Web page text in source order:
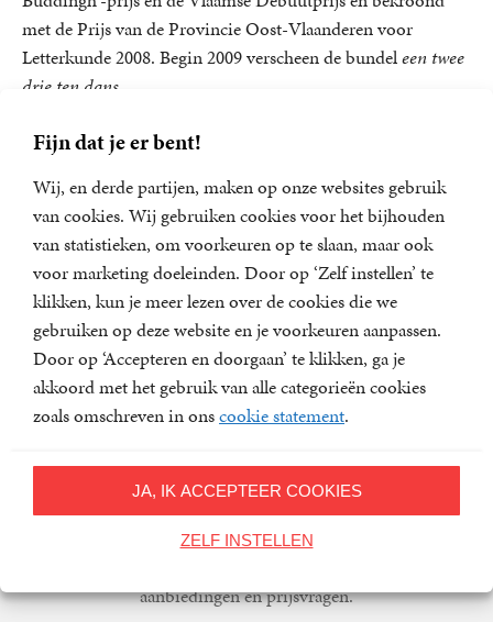
Fijn dat je er bent!
Wij, en derde partijen, maken op onze websites gebruik
van cookies. Wij gebruiken cookies voor het bijhouden
van statistieken, om voorkeuren op te slaan, maar ook
voor marketing doeleinden. Door op ‘Zelf instellen’ te
klikken, kun je meer lezen over de cookies die we
gebruiken op deze website en je voorkeuren aanpassen.
Door op ‘Accepteren en doorgaan’ te klikken, ga je
akkoord met het gebruik van alle categorieën cookies
zoals omschreven in onscookie statement.
JA, IK ACCEPTEER COOKIES
ZELF INSTELLEN
met de Prijs van de Provincie Oost-Vlaanderen voor
Letterkunde 2008. Begin 2009 verscheen de bundeleen twee
drie ten dans
Engels, Frans en Duits, maar ook naar het Turks, Arabisch
'Haar gedichten getuigen van een opvallend trefzekere eigen
stem, een talige identiteit vol avontuur, overvloedig,
polyfoon, openlijk zoekend, vrij. Haar woorden dagen
elkaar uit als dansers en zijn voordurend in beweging. De
woorden van Cox kunnen niet stilzitten.' - Juryrapport C.
Buddingh'- Prijs
Nieuwsbrief
Meld u aan voor een van onze nieuwsbrieven en blijf op
aanbiedingen en prijsvragen.